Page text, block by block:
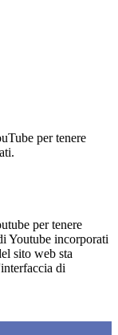
per tenere
per tenere
Youtube incorporati
sito web sta
di